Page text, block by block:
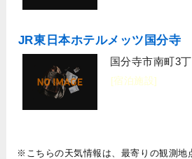
JR東日本ホテルメッツ国分寺
国分寺市南町3
[宿泊施設]
※こちらの天気情報は、最寄りの観測地